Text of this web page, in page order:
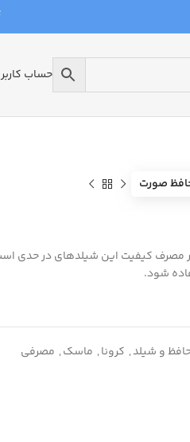
حساب
صورت
مصرف کیفیت این شیلدهای در حدی
شود.
و شیلد, کرونا, ماسک, مصرفی